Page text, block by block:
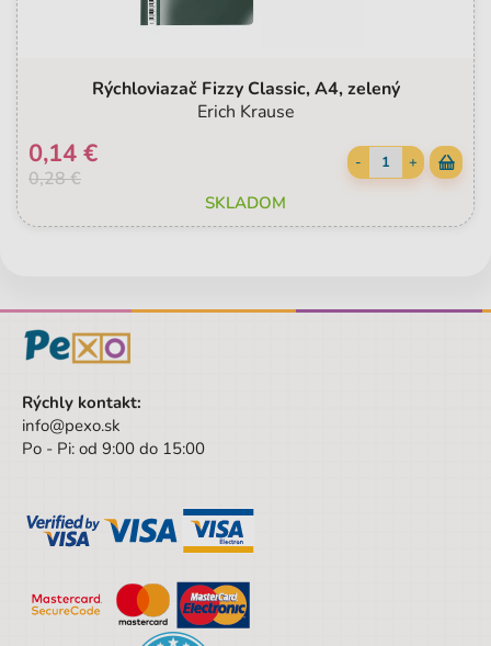
Rýchloviazač Fizzy Classic, A4, zelený
Erich Krause
0,28 €
0,14 € - +
SKLADOM
Rýchly kontakt:
info@pexo.sk
Po - Pi: od 9:00 do 15:00